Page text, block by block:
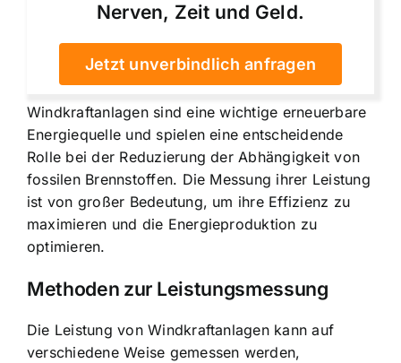
Nerven, Zeit und Geld.
Jetzt unverbindlich anfragen
Windkraftanlagen sind eine wichtige erneuerbare
Energiequelle und spielen eine entscheidende
Rolle bei der Reduzierung der Abhängigkeit von
fossilen Brennstoffen. Die Messung ihrer Leistung
ist von großer Bedeutung, um ihre Effizienz zu
maximieren und die Energieproduktion zu
optimieren.
Methoden zur Leistungsmessung
Die Leistung von Windkraftanlagen kann auf
verschiedene Weise gemessen werden,